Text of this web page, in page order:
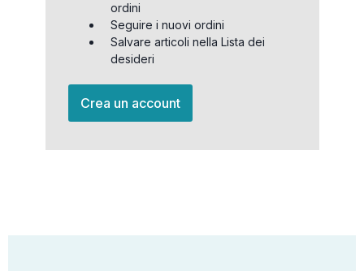
ordini
Seguire i nuovi ordini
Salvare articoli nella Lista dei
desideri
Crea un account